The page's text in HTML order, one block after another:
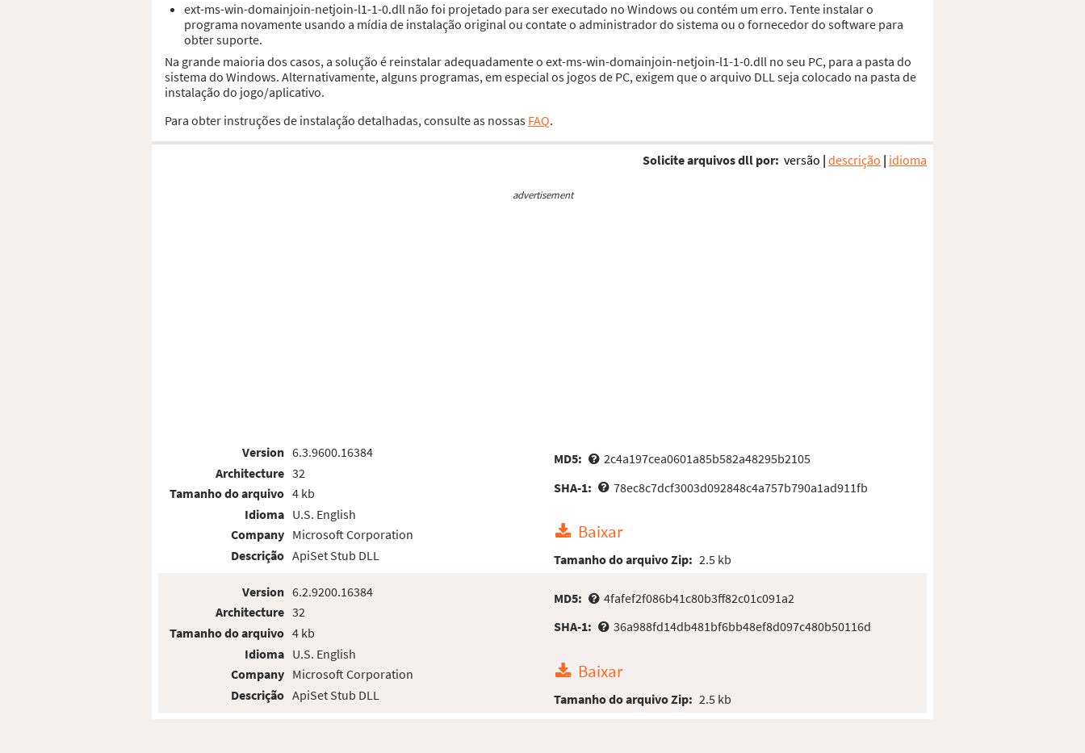
ext-ms-win-domainjoin-netjoin-l1-1-0.dll não foi projetado para ser executado no Windows ou contém um erro. Tente instalar o
programa novamente usando a mídia de instalação original ou contate o administrador do sistema ou o fornecedor do software para
obter suporte.
Na grande maioria dos casos, a solução é reinstalar adequadamente o ext-ms-win-domainjoin-netjoin-l1-1-0.dll no seu PC, para a pasta do
sistema do Windows. Alternativamente, alguns programas, em especial os jogos de PC, exigem que o arquivo DLL seja colocado na pasta de
instalação do jogo/aplicativo.
Para obter instruções de instalação detalhadas, consulte as nossas FAQ.
Solicite arquivos dll por: versão | descrição | idioma
advertisement
Version
Architecture
Tamanho do arquivo
Idioma
Company
Descrição
6.3.9600.16384
32
4 kb
U.S. English
Microsoft Corporation
ApiSet Stub DLL
MD5:
2c4a197cea0601a85b582a48295b2105
SHA-1:
78ec8c7dcf3003d092848c4a757b790a1ad911fb
Baixar
Tamanho do arquivo Zip: 2.5 kb
Version
Architecture
Tamanho do arquivo
Idioma
Company
Descrição
6.2.9200.16384
32
4 kb
U.S. English
Microsoft Corporation
ApiSet Stub DLL
MD5:
4fafef2f086b41c80b3ff82c01c091a2
SHA-1:
36a988fd14db481bf6bb48ef8d097c480b50116d
Baixar
Tamanho do arquivo Zip: 2.5 kb